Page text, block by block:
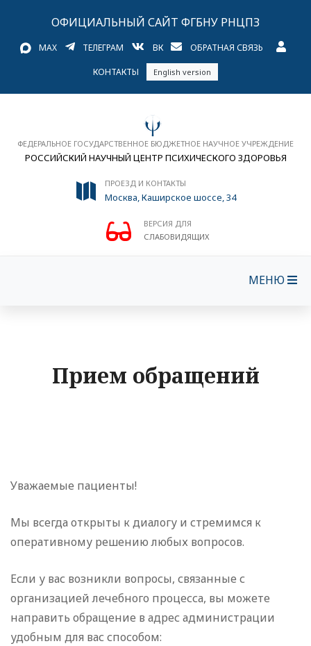
ОФИЦИАЛЬНЫЙ САЙТ ФГБНУ РНЦПЗ
MAX ТЕЛЕГРАМ ВК ОБРАТНАЯ СВЯЗЬ
КОНТАКТЫ English version
ФЕДЕРАЛЬНОЕ ГОСУДАРСТВЕННОЕ БЮДЖЕТНОЕ НАУЧНОЕ УЧРЕЖДЕНИЕ
РОССИЙСКИЙ НАУЧНЫЙ ЦЕНТР ПСИХИЧЕСКОГО ЗДОРОВЬЯ
ПРОЕЗД И КОНТАКТЫ
Москва, Каширское шоссе, 34
ВЕРСИЯ ДЛЯ
СЛАБОВИДЯЩИХ
МЕНЮ
Прием обращений
Уважаемые пациенты!
Мы всегда открыты к диалогу и стремимся к
оперативному решению любых вопросов.
Если у вас возникли вопросы, связанные с
организацией лечебного процесса, вы можете
направить обращение в адрес администрации
удобным для вас способом: